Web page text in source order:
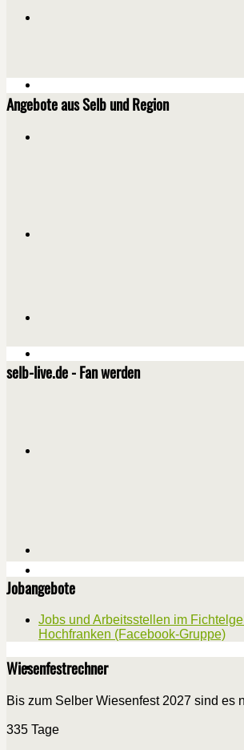
Angebote aus Selb und Region
selb-live.de - Fan werden
Jobangebote
Jobs und Arbeitsstellen im
Hochfranken (Facebook-Gruppe)
Wiesenfestrechner
Bis zum Selber Wiesenfest 2027 sind es
335 Tage